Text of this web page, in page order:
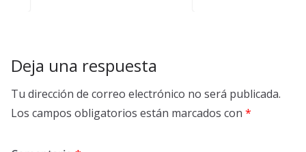
Deja una respuesta
Tu dirección de correo electrónico no será publicada.
Los campos obligatorios están marcados con *